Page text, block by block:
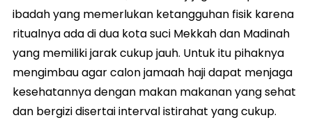
ibadah yang memerlukan ketangguhan fisik karena
ritualnya ada di dua kota suci Mekkah dan Madinah
yang memiliki jarak cukup jauh. Untuk itu pihaknya
mengimbau agar calon jamaah haji dapat menjaga
kesehatannya dengan makan makanan yang sehat
dan bergizi disertai interval istirahat yang cukup.